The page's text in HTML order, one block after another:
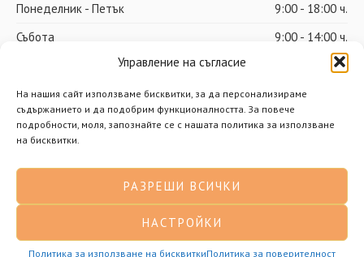
Управление на съгласие
На нашия сайт използваме бисквитки, за да персонализираме
съдържанието и да подобрим функционалността. За повече
подробности, моля, запознайте се с нашата политика за използване
на бисквитки.
РАЗРЕШИ ВСИЧКИ
НАСТРОЙКИ
Политика за използване на бисквиткиПолитика за поверителност
Понеделник - Петък
9:00 - 18:00 ч.
Събота
9:00 - 14:00 ч.
почивен ден
© Мерит ООД – Всички права запазени
Доставки Общи условия
Политика за поверителност Политика за бисквитки
Разработено от Нимасистъмс